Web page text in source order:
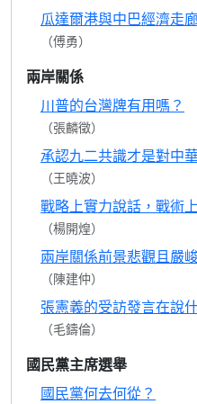
瓜達爾港與中巴經濟走
（傅勇）
兩岸關係
川普的台灣牌有用嗎？
（張麟徵）
承認九二共識才是對中
（王曉波）
戰略上實力說話，戰術
（楊開煌）
兩岸關係前景悲觀且嚴
（陳建仲）
張憲義的受訪發言在說
（毛鑄倫）
國民黨主席選舉
國民黨何去何從？